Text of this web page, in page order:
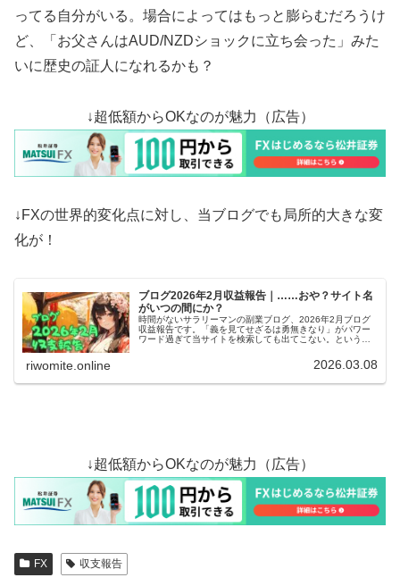
ってる自分がいる。場合によってはもっと膨らむだろうけ
ど、「お父さんはAUD/NZDショックに立ち会った」みた
いに歴史の証人になれるかも？
↓超低額からOKなのが魅力（広告）
↓FXの世界的変化点に対し、当ブログでも局所的大きな変
化が！
ブログ2026年2月収益報告｜……おや？サイト名
がいつの間にか？
時間がないサラリーマンの副業ブログ、2026年2月ブログ
収益報告です。「義を見てせざるは勇無きなり」がパワー
ワード過ぎて当サイトを検索しても出てこない。というこ
riwomite.online 2026.03.08
↓超低額からOKなのが魅力（広告）
FX 収支報告